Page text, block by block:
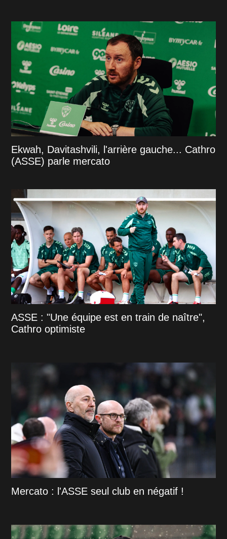
Ekwah, Davitashvili, l'arrière gauche... Cathro
(ASSE) parle mercato
ASSE : "Une équipe est en train de naître",
Cathro optimiste
Mercato : l'ASSE seul club en négatif !